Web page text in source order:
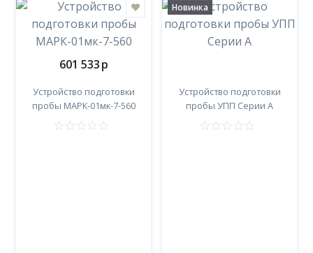
601 533p
Устройство подготовки
пробы МАРК-01мк-7-560
Новинка
Устройство подготовки
пробы УПП Серии А